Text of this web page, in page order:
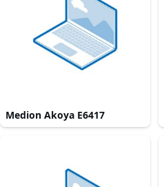
Medion Akoya E6417